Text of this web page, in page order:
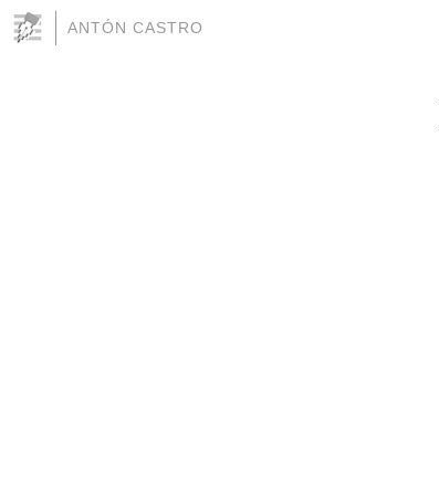
ANTÓN CASTRO